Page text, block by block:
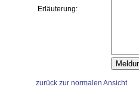
Erläuterung:
zurück zur normalen Ansicht